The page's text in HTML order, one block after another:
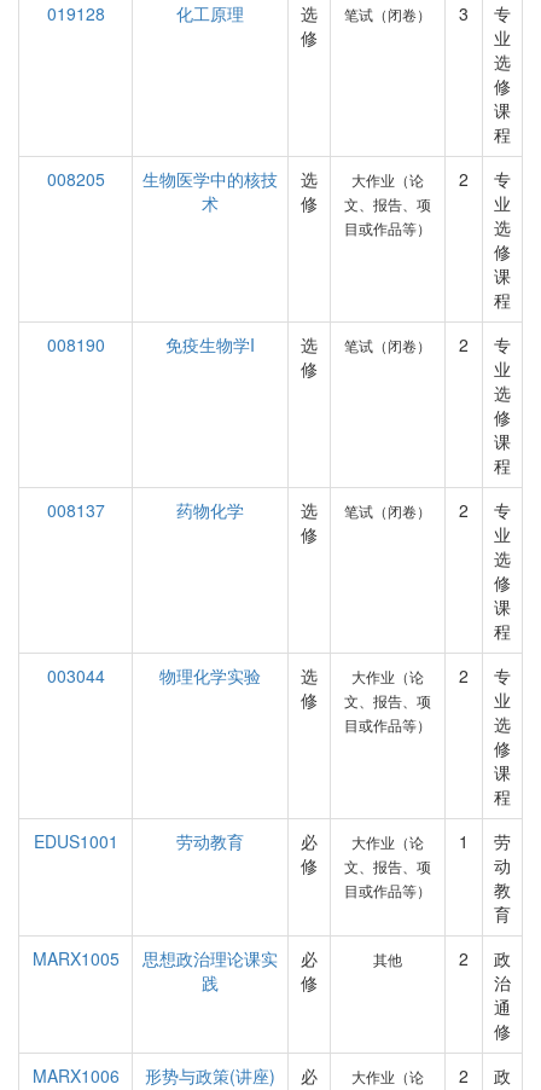
019128
化工原理
选
修
笔试（闭卷） 3
专
业
选
修
课
程
008205
生物医学中的核技
术
选
修
大作业（论
文、报告、项
目或作品等）
2
专
业
选
修
课
程
008190
免疫生物学I
选
修
笔试（闭卷） 2
专
业
选
修
课
程
008137
药物化学
选
修
笔试（闭卷） 2
专
业
选
修
课
程
003044
物理化学实验
选
修
大作业（论
文、报告、项
目或作品等）
2
专
业
选
修
课
程
EDUS1001
劳动教育
必
修
大作业（论
文、报告、项
目或作品等）
1
劳
动
教
育
MARX1005
思想政治理论课实
践
必
修
其他 2
政
治
通
修
MARX1006
形势与政策(讲座)
必
大作业（论 2
政